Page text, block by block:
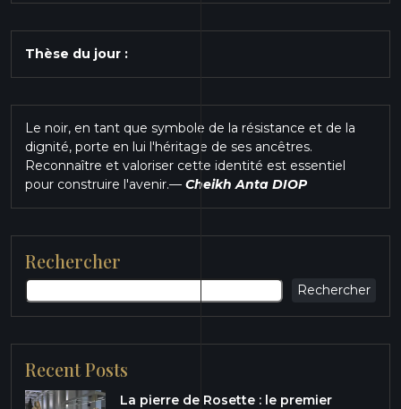
Thèse du jour :
Le noir, en tant que symbole de la résistance et de la
dignité, porte en lui l'héritage de ses ancêtres.
Reconnaître et valoriser cette identité est essentiel
pour construire l'avenir.— Cheikh Anta DIOP
Rechercher
Rechercher
Recent Posts
La pierre de Rosette : le premier